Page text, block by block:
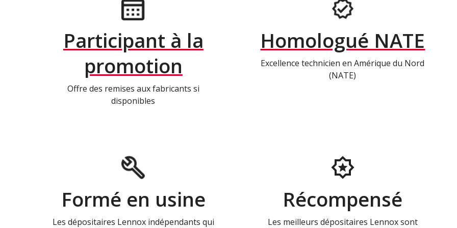
Participant à la
promotion
Offre des remises aux fabricants si
disponibles
Homologué NATE
Excellence technicien en Amérique du Nord
(NATE)
Formé en usine
Les dépositaires Lennox indépendants qui
Récompensé
Les meilleurs dépositaires Lennox sont